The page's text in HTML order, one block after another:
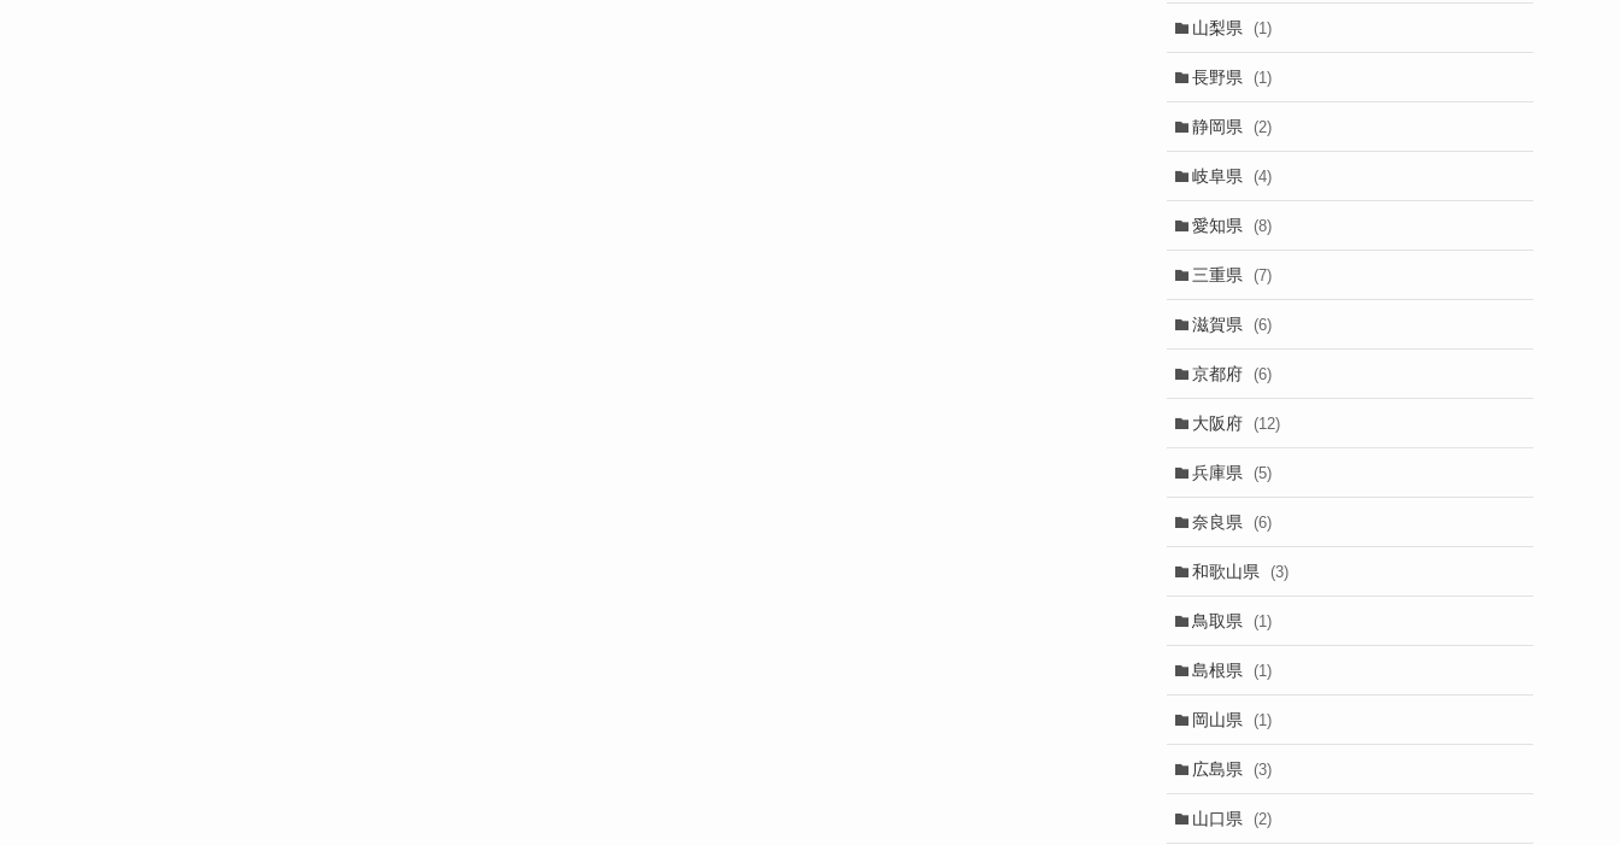
山梨県 (1)
長野県 (1)
静岡県 (2)
岐阜県 (4)
愛知県 (8)
三重県 (7)
滋賀県 (6)
京都府 (6)
大阪府 (12)
兵庫県 (5)
奈良県 (6)
和歌山県 (3)
鳥取県 (1)
島根県 (1)
岡山県 (1)
広島県 (3)
山口県 (2)